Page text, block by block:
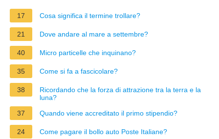
17 Cosa significa il termine trollare?
21 Dove andare al mare a settembre?
40 Micro particelle che inquinano?
35 Come si fa a fascicolare?
38
Ricordando che la forza di attrazione tra la terra e la
luna?
37
Quando viene accreditato il primo stipendio?
24 Come pagare il bollo auto Poste Italiane?